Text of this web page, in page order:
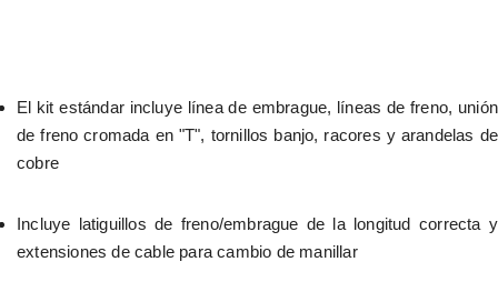
El kit estándar incluye línea de embrague, líneas de freno, unión
de freno cromada en "T", tornillos banjo, racores y arandelas de
cobre
Incluye latiguillos de freno/embrague de la longitud correcta y
extensiones de cable para cambio de manillar